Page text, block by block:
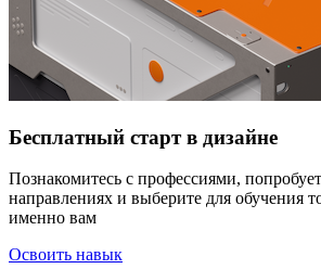
Бесплатный старт в дизайне
Познакомитесь с профессиями,
направлениях и выберите для обучения
именно вам
Освоить навык